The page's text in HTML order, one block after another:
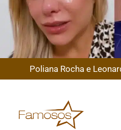
Poliana Rocha e